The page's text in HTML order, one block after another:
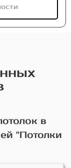
в
"Потолки